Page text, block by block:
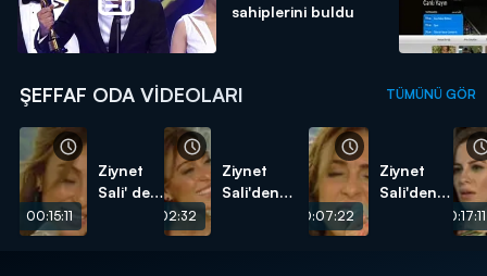
sahiplerini buldu
ŞEFFAF ODA VIDEOLARI TÜMÜNÜ GÖR
00:15:11
Ziynet
Sali' den
00:02:32
Ziynet
Sali'den
00:07:22
Ziynet
Sali'den
00:17:11